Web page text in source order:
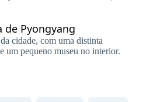
de Pyongyang
cidade, com uma distinta
um pequeno museu no interior.